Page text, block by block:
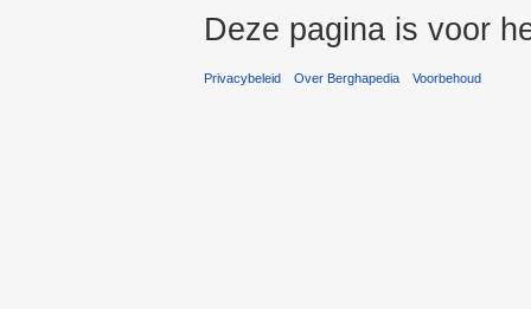
Deze pagina is voor
Privacybeleid Over Berghapedia Voorbehoud